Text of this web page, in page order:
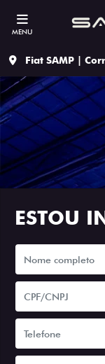
MENU
Fiat SAMP |
ESTOU